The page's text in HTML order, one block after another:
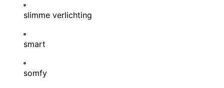
slimme verlichting
smart
somfy